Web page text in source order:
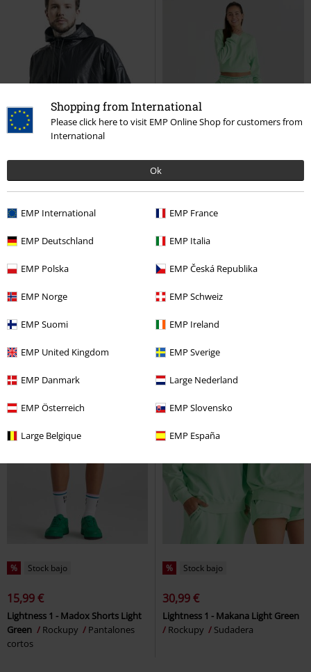
Shopping from International
Please click here to visit EMP Online Shop for customers from
International
Ok
EMP International EMP France
EMP Deutschland EMP Italia
EMP Polska EMP Česká Republika
EMP Norge EMP Schweiz
EMP Suomi EMP Ireland
EMP United Kingdom EMP Sverige
EMP Danmark Large Nederland
EMP Österreich EMP Slovensko
Large Belgique EMP España
Lee Rockupy
Lightness 1 - Madita Light Green
% Stock bajo
15,99 €
Lightness 1 - Madox Shorts Light
Green
Rockupy
Pantalones
cortos
% Stock bajo
30,99 €
Lightness 1 - Makana Light Green
Rockupy
Sudadera